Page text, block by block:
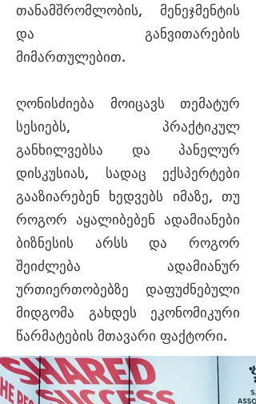
თანამშრომლობის, მენეჯმენტის
და განვითარების
მიმართულებით.
ღონისძიება მოიცავს თემატურ
სესიებს, პრაქტიკულ
განხილვებსა და პანელურ
დისკუსიას, სადაც ექსპერტები
გააზიარებენ ხედვებს იმაზე, თუ
როგორ აყალიბებენ ადამიანები
ბიზნესის არსს და როგორ
შეიძლება ადამიანურ
ურთიერთობებზე დაფუძნებული
მიდგომა გახდეს ეკონომიკური
წარმატების მთავარი ფაქტორი.